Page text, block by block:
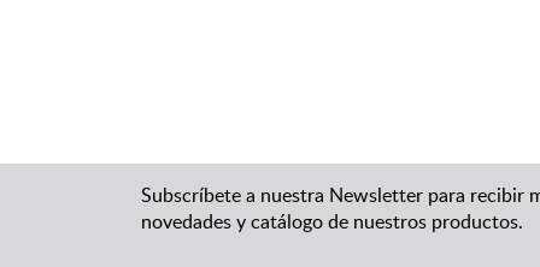
Subscríbete a nuestra Newsletter para recibir
novedades y catálogo de nuestros productos.